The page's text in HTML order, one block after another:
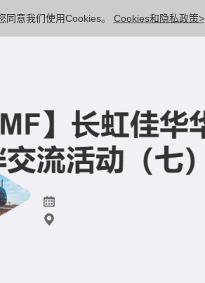
同意我们使用Cookies。 Cookies和隐私政策>